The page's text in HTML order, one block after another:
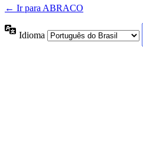
← Ir para ABRACO
Idioma